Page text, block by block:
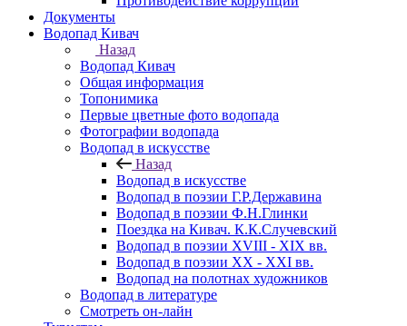
Документы
Водопад Кивач
Назад
Водопад Кивач
Общая информация
Топонимика
Первые цветные фото водопада
Фотографии водопада
Водопад в искусстве
Назад
Водопад в искусстве
Водопад в поэзии Г.Р.Державина
Водопад в поэзии Ф.Н.Глинки
Поездка на Кивач. К.К.Случевский
Водопад в поэзии XVIII - XIX вв.
Водопад в поэзии XX - XXI вв.
Водопад на полотнах художников
Водопад в литературе
Смотреть он-лайн